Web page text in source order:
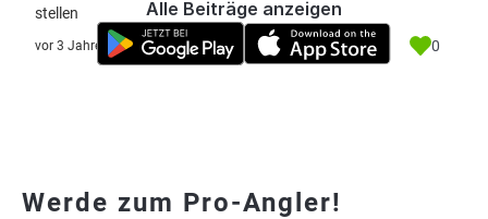
stellen
vor 3 Jahre 0
Alle Beiträge anzeigen
Werde zum Pro-Angler!